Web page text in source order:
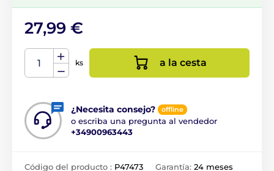
27,99 €
ks a la cesta
¿Necesita consejo? offline
o escriba una pregunta al vendedor
+34900963443
Código del producto : P47473 Garantía: 24 meses